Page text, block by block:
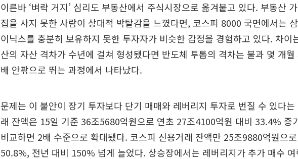
이른바 ‘벼락 거지’ 심리도 부동산에서 주식시장으로 옮겨붙고 있다. 부동산
집을 사지 못한 사람이 상대적 박탈감을 느꼈다면, 코스피 8000 국면에서는
이닉스를 충분히 보유하지 못한 투자자가 비슷한 감정을 경험하고 있다. 차이
산의 자산 격차가 수년에 걸쳐 형성됐다면 반도체 투톱의 격차는 불과 몇 개
배 안팎으로 뛰는 과정에서 나타났다.
문제는 이 불안이 장기 투자보다 단기 매매와 레버리지 투자로 번질 수 있다는
래 잔액은 15일 기준 36조5680억원으로 연초 27조4100억원 대비 33.4% 증
비교하면 2배 수준으로 확대됐다. 코스피 신용거래 잔액만 25조9880억원으
50.8%, 전년 대비 150% 넘게 늘었다. 상승장에서는 레버리지가 추가 매수